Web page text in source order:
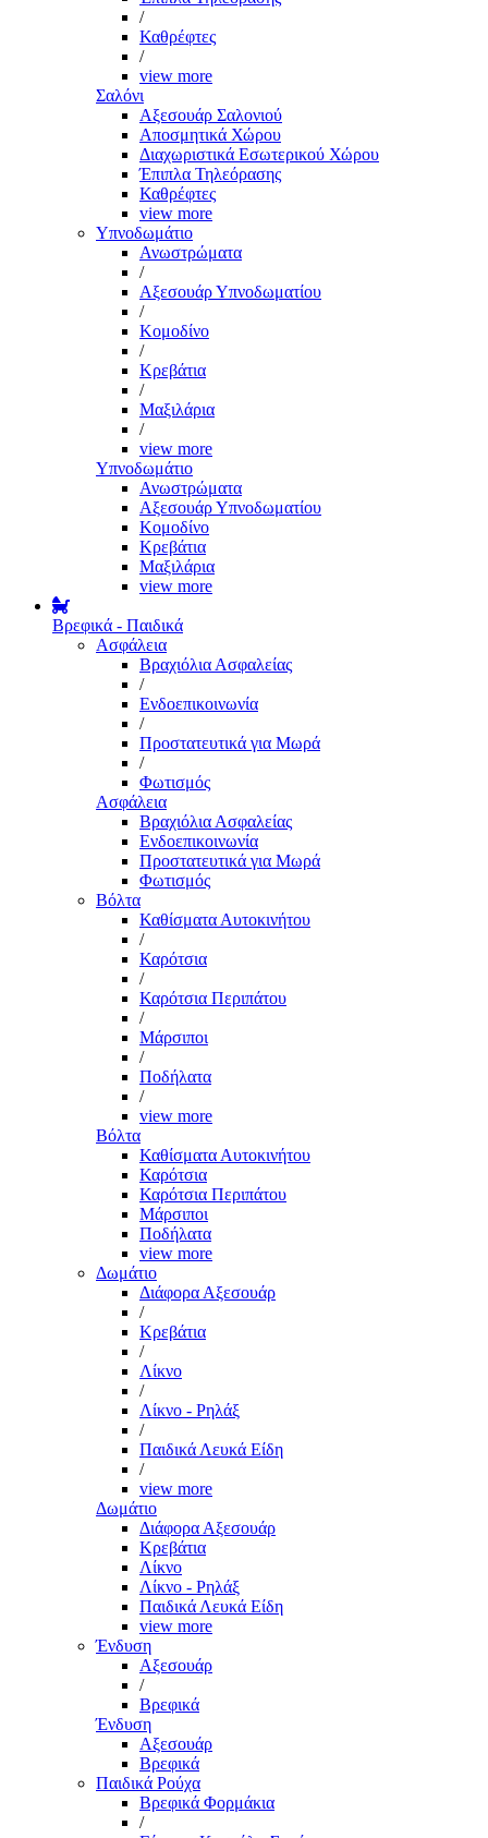
/
Καθρέφτες
/
view more
Σαλόνι
Αξεσουάρ Σαλονιού
Αποσμητικά Χώρου
Διαχωριστικά Εσωτερικού Χώρου
Έπιπλα Τηλεόρασης
Καθρέφτες
view more
Υπνοδωμάτιο
Ανωστρώματα
/
Αξεσουάρ Υπνοδωματίου
/
Κομοδίνο
/
Κρεβάτια
/
Μαξιλάρια
/
view more
Υπνοδωμάτιο
Ανωστρώματα
Αξεσουάρ Υπνοδωματίου
Κομοδίνο
Κρεβάτια
Μαξιλάρια
view more
Βρεφικά - Παιδικά
Ασφάλεια
Βραχιόλια Ασφαλείας
/
Ενδοεπικοινωνία
/
Προστατευτικά για Μωρά
/
Φωτισμός
Ασφάλεια
Βραχιόλια Ασφαλείας
Ενδοεπικοινωνία
Προστατευτικά για Μωρά
Φωτισμός
Βόλτα
Καθίσματα Αυτοκινήτου
/
Καρότσια
/
Καρότσια Περιπάτου
/
Μάρσιποι
/
Ποδήλατα
/
view more
Βόλτα
Καθίσματα Αυτοκινήτου
Καρότσια
Καρότσια Περιπάτου
Μάρσιποι
Ποδήλατα
view more
Δωμάτιο
Διάφορα Αξεσουάρ
/
Κρεβάτια
/
Λίκνο
/
Λίκνο - Ρηλάξ
/
Παιδικά Λευκά Είδη
/
view more
Δωμάτιο
Διάφορα Αξεσουάρ
Κρεβάτια
Λίκνο
Λίκνο - Ρηλάξ
Παιδικά Λευκά Είδη
view more
Ένδυση
Αξεσουάρ
/
Βρεφικά
Ένδυση
Αξεσουάρ
Βρεφικά
Παιδικά Ρούχα
Βρεφικά Φορμάκια
/